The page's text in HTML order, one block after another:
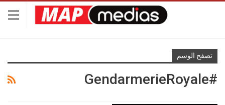
تصفح الوسم
#GendarmerieRoyale